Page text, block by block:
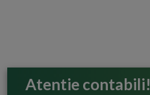
Atentie contabili!